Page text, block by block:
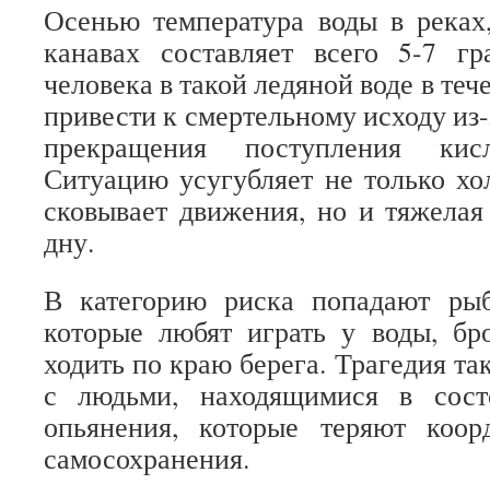
Осенью температура воды в
канавах составляет всего 5-7
человека в такой ледяной воде в
привести к смертельному исходу
прекращения поступления
Ситуацию усугубляет не только
сковывает движения, но и
дну.
В категорию риска попадают
которые любят играть у воды,
ходить по краю берега. Трагедия
с людьми, находящимися в
опьянения, которые теряют
самосохранения.